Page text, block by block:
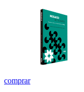
comprar